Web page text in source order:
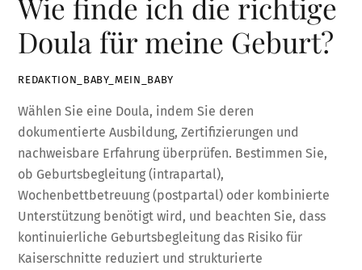
Wie finde ich die richtige
Doula für meine Geburt?
REDAKTION_BABY_MEIN_BABY
Wählen Sie eine Doula, indem Sie deren
dokumentierte Ausbildung, Zertifizierungen und
nachweisbare Erfahrung überprüfen. Bestimmen Sie,
ob Geburtsbegleitung (intrapartal),
Wochenbettbetreuung (postpartal) oder kombinierte
Unterstützung benötigt wird, und beachten Sie, dass
kontinuierliche Geburtsbegleitung das Risiko für
Kaiserschnitte reduziert und strukturierte